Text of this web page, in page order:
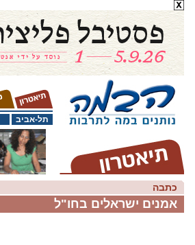
תל-אביב
כתבה
אמנים ישראלים בחו"ל